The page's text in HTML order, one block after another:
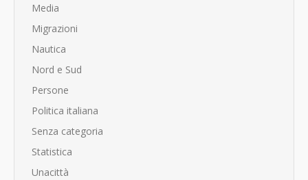
Media
Migrazioni
Nautica
Nord e Sud
Persone
Politica italiana
Senza categoria
Statistica
Unacittà